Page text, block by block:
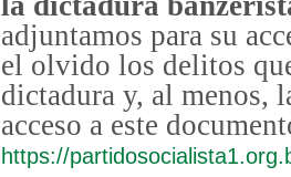
adjuntamos para su
el olvido los delitos
dictadura y, al menos,
acceso a este
https://